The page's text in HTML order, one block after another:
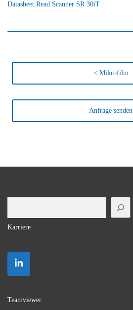
Datasheet Read Scanner SR 30iT
< Mikrofilm
Anfrage senden
Karriere
Teamviewer